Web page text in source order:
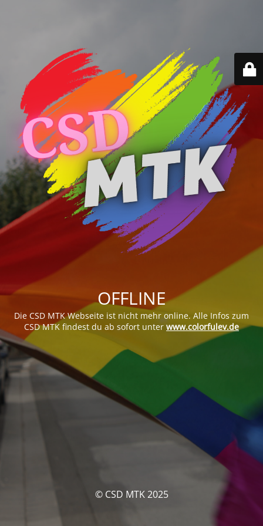
OFFLINE
Die CSD MTK Webseite ist nicht mehr online. Alle Infos zum
CSD MTK findest du ab sofort unter www.colorfulev.de
© CSD MTK 2025